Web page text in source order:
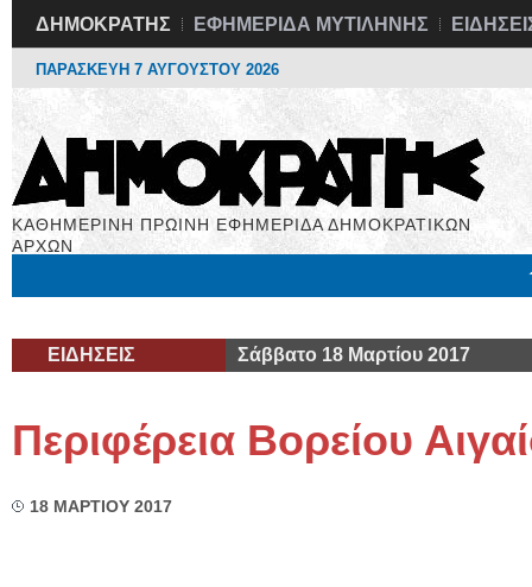
ΔΗΜΟΚΡΑΤΗΣ ΕΦΗΜΕΡΙΔΑ ΜΥΤΙΛΗΝΗΣ
ΠΑΡΑΣΚΕΥΗ 7 ΑΥΓΟΥΣΤΟΥ 2026
ΚΑΘΗΜΕΡΙΝΗ ΠΡΩΙΝΗ ΕΦΗΜΕΡΙΔΑ ΔΗΜΟΚΡΑΤΙΚΩΝ
ΑΡΧΩΝ
ΕΙΔΗΣΕΙΣ Σάββατο 18 Μαρτίου 2017
Περιφέρεια Βορείου
18 ΜΑΡΤΙΟΥ 2017